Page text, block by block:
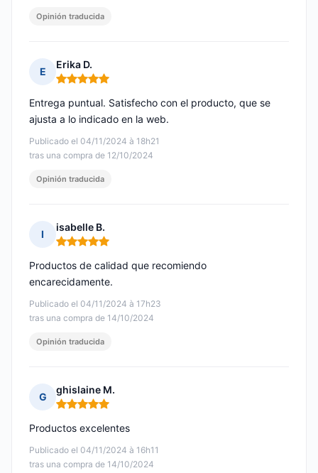
Opinión traducida
E
Erika D.
Nota: 5 de 5
Publicado el 04/11/2024 à 18h21
tras una compra de 12/10/2024
Entrega puntual. Satisfecho con el producto, que se
ajusta a lo indicado en la web.
Opinión traducida
I
isabelle B.
Nota: 5 de 5
Publicado el 04/11/2024 à 17h23
tras una compra de 14/10/2024
Productos de calidad que recomiendo
encarecidamente.
Opinión traducida
G
ghislaine M.
Nota: 5 de 5
Publicado el 04/11/2024 à 16h11
tras una compra de 14/10/2024
Productos excelentes